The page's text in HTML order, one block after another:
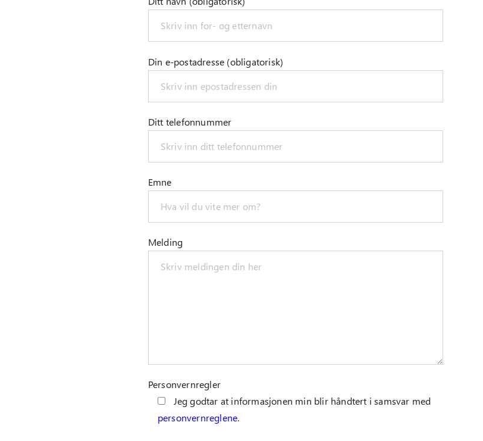
Din e-postadresse (obligatorisk)
Ditt telefonnummer
Emne
Melding
Personvernregler
Jeg godtar at informasjonen min blir håndtert i samsvar med
personvernreglene.